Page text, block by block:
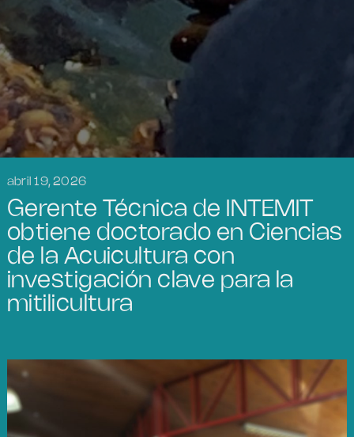
abril 19, 2026
Gerente Técnica de INTEMIT
obtiene doctorado en Ciencias
de la Acuicultura con
investigación clave para la
mitilicultura